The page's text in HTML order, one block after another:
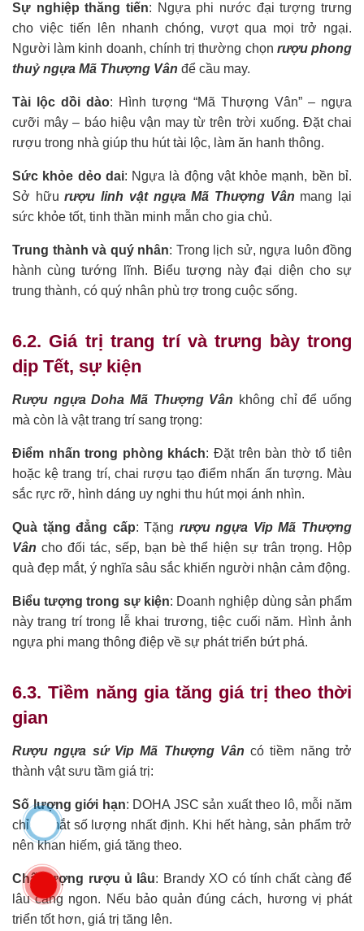
Sự nghiệp thăng tiến: Ngựa phi nước đại tượng trưng
cho việc tiến lên nhanh chóng, vượt qua mọi trở ngại.
Người làm kinh doanh, chính trị thường chọn rượu phong
thuỷ ngựa Mã Thượng Vân để cầu may.
Tài lộc dồi dào: Hình tượng “Mã Thượng Vân” – ngựa
cưỡi mây – báo hiệu vận may từ trên trời xuống. Đặt chai
rượu trong nhà giúp thu hút tài lộc, làm ăn hanh thông.
Sức khỏe dẻo dai: Ngựa là động vật khỏe mạnh, bền bỉ.
Sở hữurượu linh vật ngựa Mã Thượng Vân mang lại
sức khỏe tốt, tinh thần minh mẫn cho gia chủ.
Trung thành và quý nhân: Trong lịch sử, ngựa luôn đồng
hành cùng tướng lĩnh. Biểu tượng này đại diện cho sự
trung thành, có quý nhân phù trợ trong cuộc sống.
6.2. Giá trị trang trí và trưng bày trong
dịp Tết, sự kiện
Rượu ngựa Doha Mã Thượng Vân không chỉ để uống
mà còn là vật trang trí sang trọng:
Điểm nhấn trong phòng khách: Đặt trên bàn thờ tổ tiên
hoặc kệ trang trí, chai rượu tạo điểm nhấn ấn tượng. Màu
sắc rực rỡ, hình dáng uy nghi thu hút mọi ánh nhìn.
Quà tặng đẳng cấp: Tặng rượu ngựa Vip Mã Thượng
Vân cho đối tác, sếp, bạn bè thể hiện sự trân trọng. Hộp
quà đẹp mắt, ý nghĩa sâu sắc khiến người nhận cảm động.
Biểu tượng trong sự kiện: Doanh nghiệp dùng sản phẩm
này trang trí trong lễ khai trương, tiệc cuối năm. Hình ảnh
ngựa phi mang thông điệp về sự phát triển bứt phá.
6.3. Tiềm năng gia tăng giá trị theo thời
gian
Rượu ngựa sứ Vip Mã Thượng Vân có tiềm năng trở
thành vật sưu tầm giá trị:
Số lượng giới hạn: DOHA JSC sản xuất theo lô, mỗi năm
chỉ ra mắt số lượng nhất định. Khi hết hàng, sản phẩm trở
nên khan hiếm, giá tăng theo.
Chất lượng rượu ủ lâu: Brandy XO có tính chất càng để
lâu càng ngon. Nếu bảo quản đúng cách, hương vị phát
triển tốt hơn, giá trị tăng lên.